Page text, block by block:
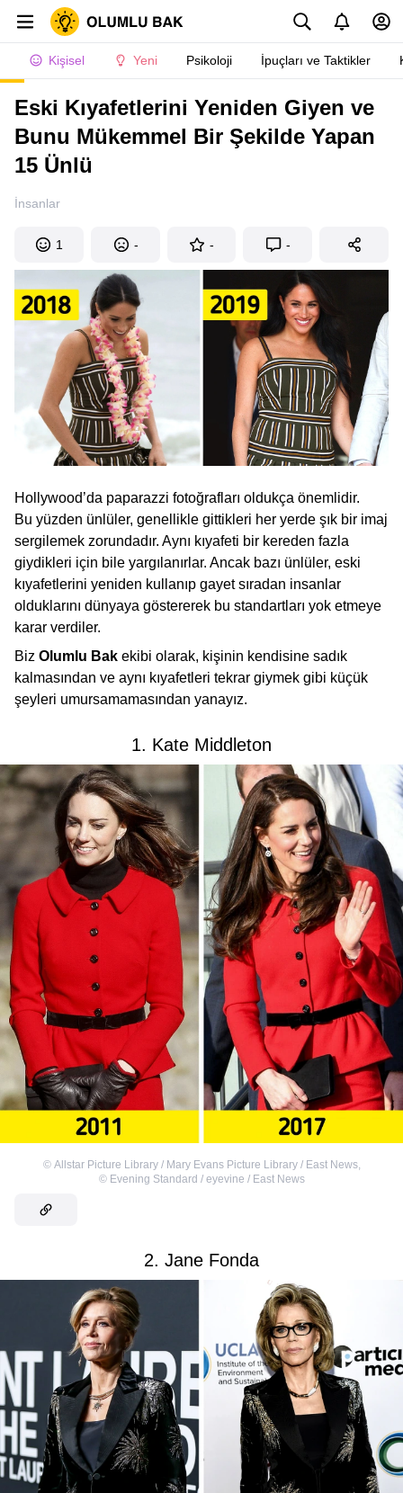
Kişisel Yeni Psikoloji İpuçları ve Taktikler
Eski Kıyafetlerini Yeniden Giyen ve
Bunu Mükemmel Bir Şekilde Yapan
15 Ünlü
İnsanlar
1 - - -
Hollywood’da paparazzi fotoğrafları oldukça önemlidir.
Bu yüzden ünlüler, genellikle gittikleri her yerde şık bir imaj
sergilemek zorundadır. Aynı kıyafeti bir kereden fazla
giydikleri için bile yargılanırlar. Ancak bazı ünlüler, eski
kıyafetlerini yeniden kullanıp gayet sıradan insanlar
olduklarını dünyaya göstererek bu standartları yok etmeye
karar verdiler.
Biz Olumlu Bak ekibi olarak, kişinin kendisine sadık
kalmasından ve aynı kıyafetleri tekrar giymek gibi küçük
şeyleri umursamamasından yanayız.
1. Kate Middleton
© Allstar Picture Library / Mary Evans Picture Library / East News,
© Evening Standard / eyevine / East News
2. Jane Fonda